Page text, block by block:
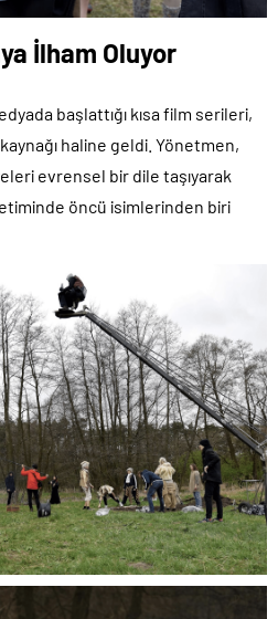
İlham Oluyor
başlattığı kısa film serileri,
haline geldi. Yönetmen,
evrensel bir dile taşıyarak
öncü isimlerinden biri